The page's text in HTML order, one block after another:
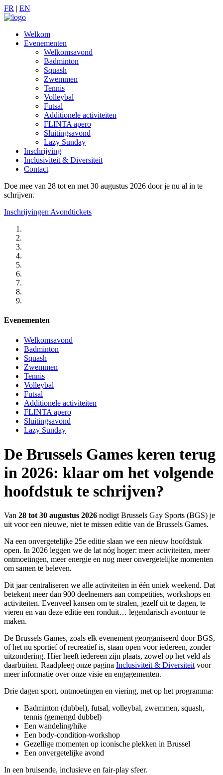
FR | EN
Welkom
Evenementen
Welkomsavond
Badminton
Squash
Zwemmen
Tennis
Volleybal
Futsal
Additionele activiteiten
FLINTA apero
Sluitingsavond
Lazy Sunday
Inschrijving
Inclusiviteit & Diversiteit
Contact
Doe mee van 28 tot en met 30 augustus 2026 door je nu al in te
schrijven.
Inschrijvingen Avondtickets
Evenementen
Welkomsavond
Badminton
Squash
Zwemmen
Tennis
Volleybal
Futsal
Additionele activiteiten
FLINTA apero
Sluitingsavond
Lazy Sunday
De Brussels Games keren terug
in 2026: klaar om het volgende
hoofdstuk te schrijven?
Van 28 tot 30 augustus 2026 nodigt Brussels Gay Sports (BGS) je
uit voor een nieuwe, niet te missen editie van de Brussels Games.
Na een onvergetelijke 25e editie slaan we een nieuw hoofdstuk
open. In 2026 leggen we de lat nóg hoger: meer activiteiten, meer
ontmoetingen, meer energie en nog meer onvergetelijke momenten
om samen te beleven.
Dit jaar centraliseren we alle activiteiten in één uniek weekend. Dat
betekent meer dan 900 deelnemers aan competities, workshops en
activiteiten. Evenveel kansen om te stralen, jezelf uit te dagen, te
vieren en van deze editie een ronduit… legendarisch avontuur te
maken.
De Brussels Games, zoals elk evenement georganiseerd door BGS,
of het nu sportief of recreatief is, staan open voor iedereen, zonder
uitzondering. Hier heeft iedereen zijn plaats, zowel op het veld als
daarbuiten. Raadpleeg onze pagina Inclusiviteit & Diversiteitvoor
meer informatie over onze visie en engagementen.
Drie dagen sport, ontmoetingen en viering, met op het programma:
Badminton (dubbel), futsal, volleybal, zwemmen, squash,
tennis (gemengd dubbel)
Een wandeling/hike
Een body‑condition‑workshop
Gezellige momenten op iconische plekken in Brussel
Een onvergetelijke avond
In een bruisende, inclusieve en fair-play sfeer.